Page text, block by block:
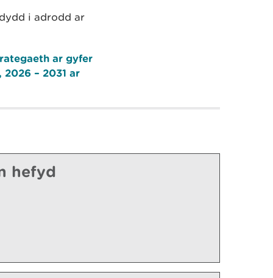
i adrodd ar
ar gyfer
– 2031 ar
hefyd